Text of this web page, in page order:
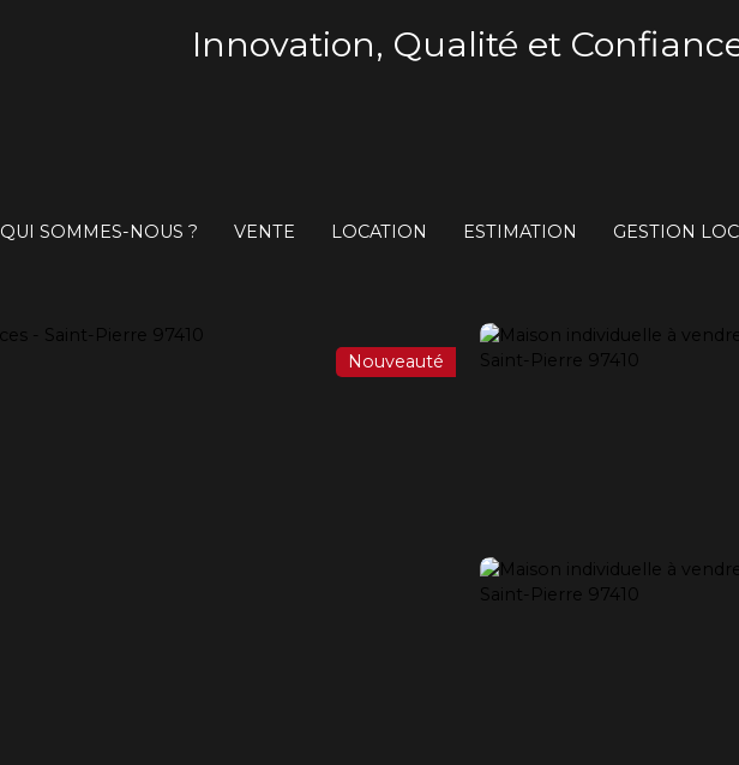
Innovation, Qualité et
QUI SOMMES-NOUS ? VENTE LOCATION ESTIMATION GESTION
Nouveauté